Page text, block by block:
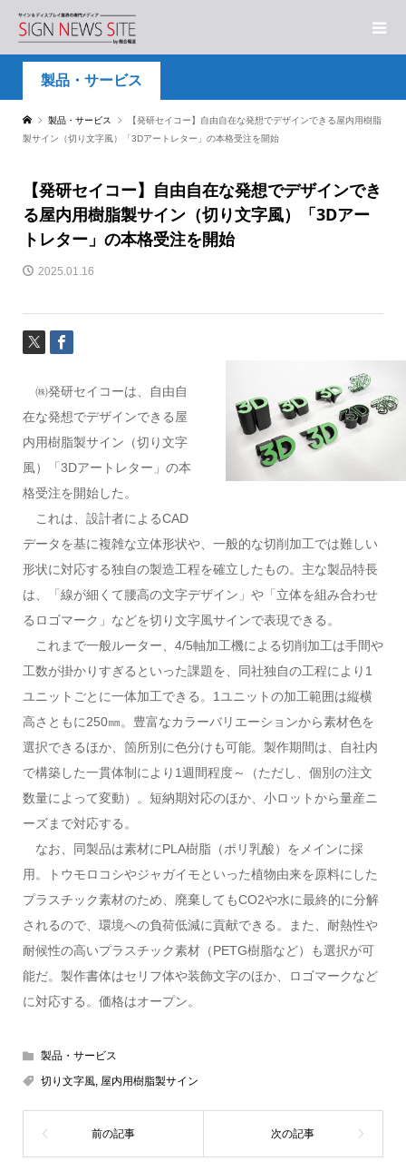
製品・サービス
製品・サービス
【発研セイコー】自由自在な発想でデザインできる屋内用樹脂
製サイン（切り文字風）「3Dアートレター」の本格受注を開始
【発研セイコー】自由自在な発想でデザインでき
る屋内用樹脂製サイン（切り文字風）「3Dアー
トレター」の本格受注を開始
2025.01.16
㈱発研セイコーは、自由自
在な発想でデザインできる屋
内用樹脂製サイン（切り文字
風）「3Dアートレター」の本
格受注を開始した。
これは、設計者によるCAD
データを基に複雑な立体形状や、一般的な切削加工では難しい
形状に対応する独自の製造工程を確立したもの。主な製品特長
は、「線が細くて腰高の文字デザイン」や「立体を組み合わせ
るロゴマーク」などを切り文字風サインで表現できる。
これまで一般ルーター、4/5軸加工機による切削加工は手間や
工数が掛かりすぎるといった課題を、同社独自の工程により1
ユニットごとに一体加工できる。1ユニットの加工範囲は縦横
高さともに250㎜。豊富なカラーバリエーションから素材色を
選択できるほか、箇所別に色分けも可能。製作期間は、自社内
で構築した一貫体制により1週間程度～（ただし、個別の注文
数量によって変動）。短納期対応のほか、小ロットから量産ニ
ーズまで対応する。
なお、同製品は素材にPLA樹脂（ポリ乳酸）をメインに採
用。トウモロコシやジャガイモといった植物由来を原料にした
プラスチック素材のため、廃棄してもCO2や水に最終的に分解
されるので、環境への負荷低減に貢献できる。また、耐熱性や
耐候性の高いプラスチック素材（PETG樹脂など）も選択が可
能だ。製作書体はセリフ体や装飾文字のほか、ロゴマークなど
に対応する。価格はオープン。
製品・サービス
切り文字風, 屋内用樹脂製サイン